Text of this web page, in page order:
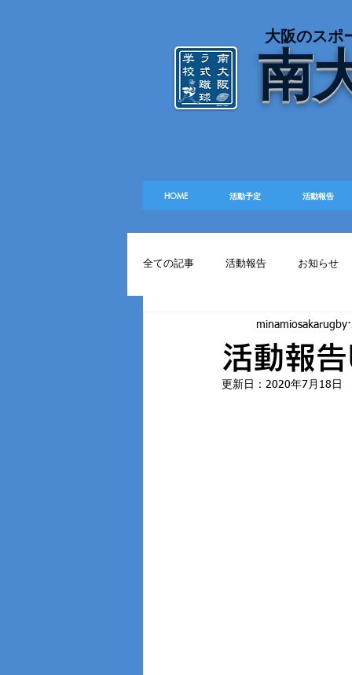
南
大阪のスポ
HOME 活動予定 活動報告
全ての記事 活動報告 お知らせ
活動報
minamiosakarugby
更新日： 2020年7月18日